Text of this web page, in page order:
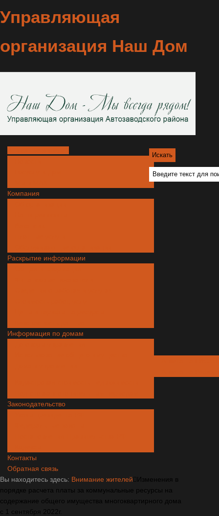
Управляющая
организация Наш Дом
Компания
Раскрытие информации
Информация по домам
Законодательство
Контакты
Обратная связь
Вы находитесь здесь: Внимание жителей
Изменения в
порядке расчета платы за коммунальные ресурсы на
содержание общего имущества многоквартирного дома
с 1 сентября 2022г.